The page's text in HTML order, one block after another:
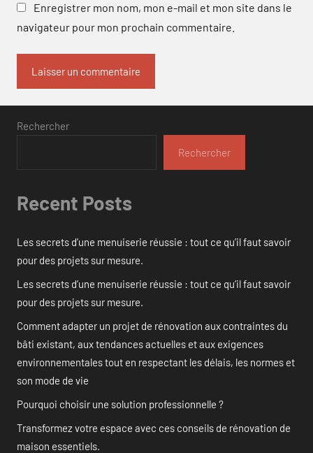
Enregistrer mon nom, mon e-mail et mon site dans le
navigateur pour mon prochain commentaire.
Rechercher
Rechercher
Recent Posts
Les secrets d’une menuiserie réussie : tout ce qu’il faut savoir
pour des projets sur mesure.
Les secrets d’une menuiserie réussie : tout ce qu’il faut savoir
pour des projets sur mesure.
Comment adapter un projet de rénovation aux contraintes du
bâti existant, aux tendances actuelles et aux exigences
environnementales tout en respectant les délais, les normes et
son mode de vie
Pourquoi choisir une solution professionnelle ?
Transformez votre espace avec ces conseils de rénovation de
maison essentiels.